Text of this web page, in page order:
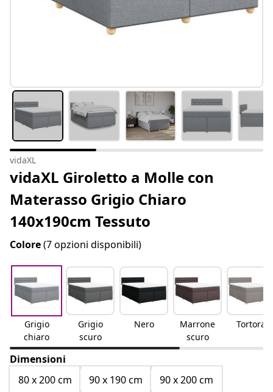
vidaXL
vidaXL Giroletto a Molle con
Materasso Grigio Chiaro
140x190cm Tessuto
Colore(7 opzioni disponibili)
Grigio
chiaro
Grigio
scuro
Nero
Marrone
scuro
Tortora
Dimensioni
80 x 200 cm
90 x 190 cm
90 x 200 cm